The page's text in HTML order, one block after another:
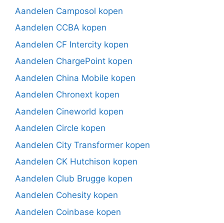
Aandelen Camposol kopen
Aandelen CCBA kopen
Aandelen CF Intercity kopen
Aandelen ChargePoint kopen
Aandelen China Mobile kopen
Aandelen Chronext kopen
Aandelen Cineworld kopen
Aandelen Circle kopen
Aandelen City Transformer kopen
Aandelen CK Hutchison kopen
Aandelen Club Brugge kopen
Aandelen Cohesity kopen
Aandelen Coinbase kopen